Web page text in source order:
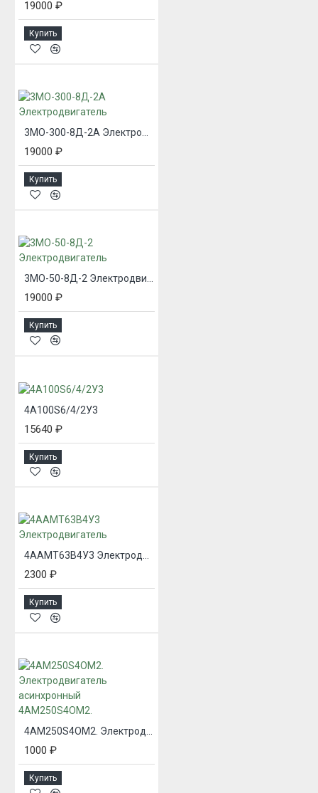
19000 ₽
Купить
3МО-300-8Д-2А Электродвигатель
19000 ₽
Купить
19000 ₽
Купить
4А100S6/4/2У3
15640 ₽
Купить
4ААМТ63В4У3 Электродвигатель
2300 ₽
Купить
4АМ250S4ОМ2. Электродвигатель асинхронный 4АМ250S4ОМ2.
1000 ₽
Купить